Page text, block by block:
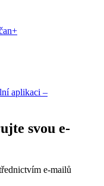
aplikaci –
svou e-
e-mailů